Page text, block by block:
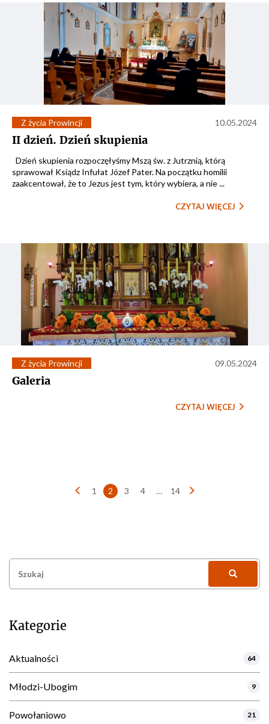
Z życia Prowincji 10.05.2024
II dzień. Dzień skupienia
Dzień skupienia rozpoczęłyśmy Mszą św. z Jutrznią, którą
sprawował Ksiądz Infułat Józef Pater. Na początku homilii
zaakcentował, że to Jezus jest tym, który wybiera, a nie ...
CZYTAJ WIĘCEJ
Z życia Prowincji 09.05.2024
Galeria
CZYTAJ WIĘCEJ
Stronicowanie
1 2 3 4 … 14
Kategorie
Aktualności 64
Młodzi-Ubogim 9
Powołaniowo 21